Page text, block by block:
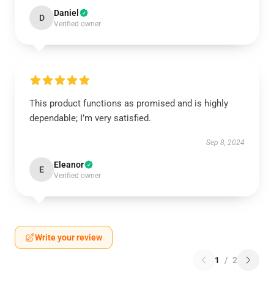
D Daniel
Verified owner
This product functions as promised and is highly
dependable; I’m very satisfied.
Sep 8, 2024
E Eleanor
Verified owner
Write your review
1 / 2